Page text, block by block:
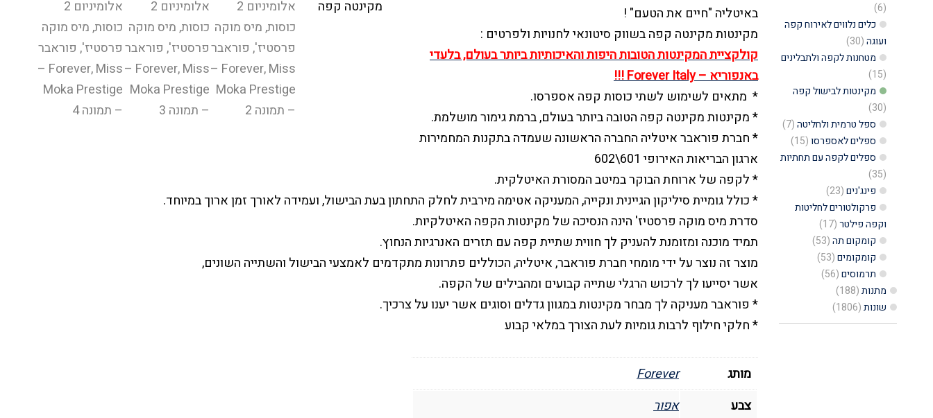
(6)
כלים נלווים לאירוח קפה
ועוגה(30)
מטחנות לקפה ולתבלינים
(15)
מקינטות לבישול קפה
(30)
ספל טרמית ולחליטה(7)
ספלים לאספרסו(15)
ספלים לקפה עם תחתיות
(35)
פינג'נים(23)
פרקולטורים לחליטות
וקפה פילטר(17)
קומקום תה(53)
קומקומים(53)
תרמוסים(56)
מתנות(188)
שונות(1806)
כוסות,
מיס
מוקה
פרסטיז',
פוראבר
–
Forever,
Miss
Moka
Prestige
באיטליה "חיים את הטעם" !
מקינטות מקינטה קפה בשווק סיטונאי לחנויות ולפרטים :
קולקציית המקינטות הטובות היפות והאיכותיות ביותר בעולם, בלעדי
באנפוריא – Forever Italy !!!
* מתאים לשימוש לשתי כוסות קפה אספרסו.
* מקינטות מקינטה קפה הטובה ביותר בעולם, ברמת גימור מושלמת.
* חברת פוראבר איטליה החברה הראשונה שעמדה בתקנות המחמירות
ארגון הבריאות האירופי 601\602
* לקפה של ארוחת הבוקר במיטב המסורת האיטלקית.
* כולל גומיית סיליקון הגיינית ונקייה, המעניקה אטימה מירבית לחלק התחתון בעת הבישול, ועמידה לאורך זמן ארוך במיוחד.
סדרת מיס מוקה פרסטיז' הינה הנסיכה של מקינטות הקפה האיטלקיות.
תמיד מוכנה ומזומנת להעניק לך חווית שתיית קפה עם תזרים האנרגיות הנחוץ.
מוצר זה נוצר על ידי מומחי חברת פוראבר, איטליה, הכוללים פתרונות מתקדמים לאמצעי הבישול והשתייה השונים,
אשר יסייעו לך לרכוש הרגלי שתייה קבועים ומהבילים של הקפה.
* פוראבר מעניקה לך מבחר מקינטות במגוון גדלים וסוגים אשר יענו על צרכיך.
* חלקי חילוף לרבות גומיות לעת הצורך במלאי קבוע
מותג
Forever
צבע
אפור